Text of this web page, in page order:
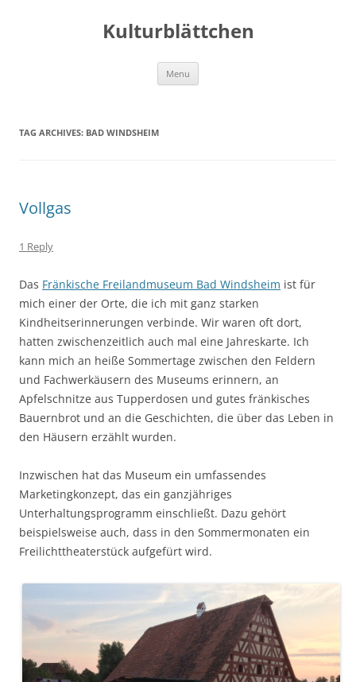
Kulturblättchen
Menu
TAG ARCHIVES: BAD WINDSHEIM
Vollgas
1 Reply
Das Fränkische Freilandmuseum Bad Windsheim ist für
mich einer der Orte, die ich mit ganz starken
Kindheitserinnerungen verbinde. Wir waren oft dort,
hatten zwischenzeitlich auch mal eine Jahreskarte. Ich
kann mich an heiße Sommertage zwischen den Feldern
und Fachwerkäusern des Museums erinnern, an
Apfelschnitze aus Tupperdosen und gutes fränkisches
Bauernbrot und an die Geschichten, die über das Leben in
den Häusern erzählt wurden.
Inzwischen hat das Museum ein umfassendes
Marketingkonzept, das ein ganzjähriges
Unterhaltungsprogramm einschließt. Dazu gehört
beispielsweise auch, dass in den Sommermonaten ein
Freilichttheaterstück aufgefürt wird.